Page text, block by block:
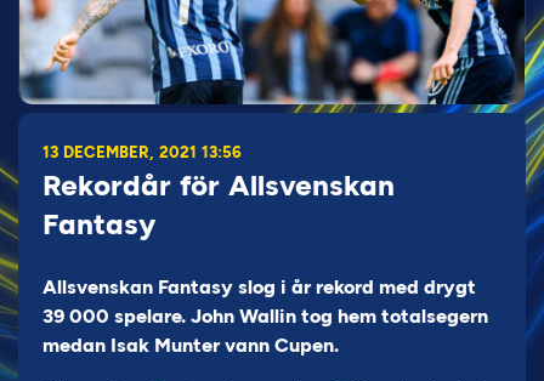
13 DECEMBER, 2021 13:56
Rekordår för Allsvenskan
Fantasy
Allsvenskan Fantasy slog i år rekord med drygt
39 000 spelare. John Wallin tog hem totalsegern
medan Isak Munter vann Cupen.